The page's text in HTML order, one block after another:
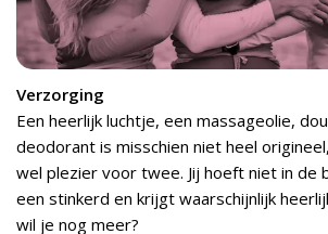
Verzorging
Een heerlijk luchtje, een massageolie,
deodorant is misschien niet heel
wel plezier voor twee. Jij hoeft niet in de
een stinkerd en krijgt waarschijnlijk
wil je nog meer?